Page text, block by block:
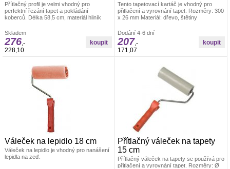
Přítlačný profil je velmi vhodný pro
perfektní řezání tapet a pokládání
koberců. Délka 58,5 cm, materiál hliník
Skladem
276 ,-
228,10
Tento tapetovací kartáč je vhodný pro
přitlačení a vyrovnání tapet. Rozměry: 300
x 26 mm Materiál: dřevo, štětiny
Dodání 4-6 dní
207 ,-
171,07
Váleček na lepidlo 18 cm
Váleček na lepidlo je vhodný pro nanášení
lepidla na zeď.
Přítlačný váleček na tapety
15 cm
Přítlačný váleček na tapety se používá pro
přitlačení a vyrovnání tapet. Rozměry: Ø